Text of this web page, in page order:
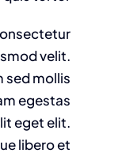
velit.
sed mollis
egestas
eget elit.
libero et